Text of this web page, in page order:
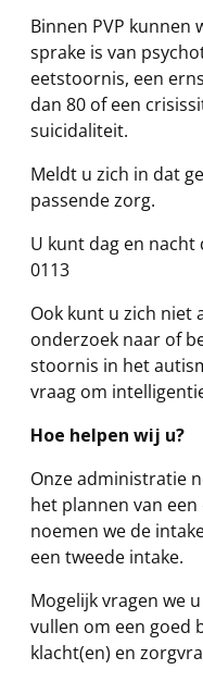
Binnen PVP kunnen
sprake is van
eetstoornis, een
dan 80 of een
suicidaliteit.
Meldt u zich in dat
passende zorg.
U kunt dag en nacht
0113
Ook kunt u zich niet
onderzoek naar of
stoornis in het
vraag om
Hoe helpen wij u?
Onze administratie
het plannen van
noemen we de
een tweede intake.
Mogelijk vragen we
vullen om een goed
klacht(en) en